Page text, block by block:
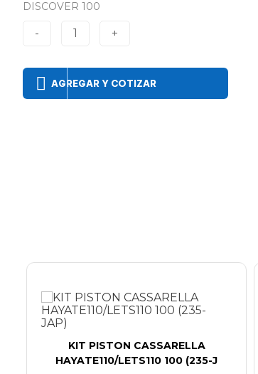
DISCOVER 100
- 1 +
AGREGAR Y COTIZAR
KIT PISTON CASSARELLA
HAYATE110/LETS110 100 (235-J